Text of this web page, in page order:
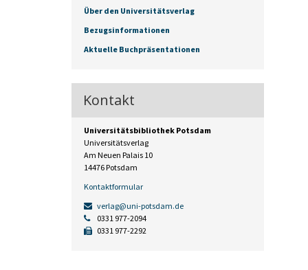
Über den Universitätsverlag
Bezugsinformationen
Aktuelle Buchpräsentationen
Kontakt
Universitätsbibliothek Potsdam
Universitätsverlag
Am Neuen Palais 10
14476 Potsdam
Kontaktformular
verlag@uni-potsdam.de
0331 977-2094
0331 977-2292